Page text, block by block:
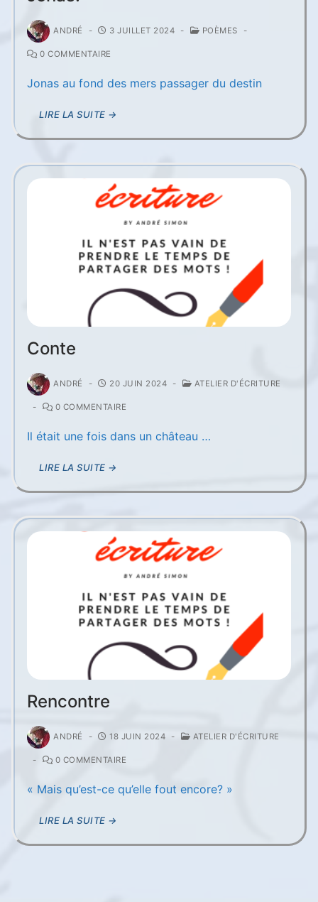
ANDRÉ - 3 JUILLET 2024 - POÈMES -
0 COMMENTAIRE
Jonas au fond des mers passager du destin
LIRE LA SUITE →
Conte
ANDRÉ - 20 JUIN 2024 - ATELIER D'ÉCRITURE
- 0 COMMENTAIRE
Il était une fois dans un château …
LIRE LA SUITE →
Rencontre
ANDRÉ - 18 JUIN 2024 - ATELIER D'ÉCRITURE
- 0 COMMENTAIRE
« Mais qu’est-ce qu’elle fout encore? »
LIRE LA SUITE →